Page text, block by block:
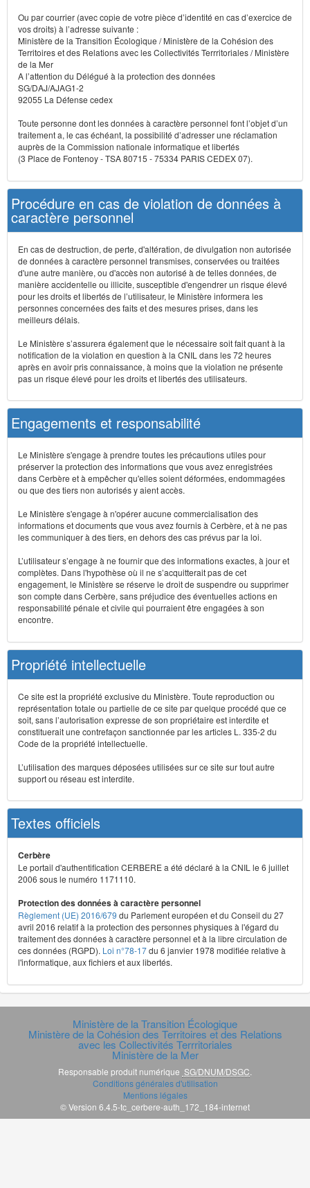
Ou par courrier (avec copie de votre pièce d’identité en cas d’exercice de
vos droits) à l’adresse suivante :
Ministère de la Transition Écologique / Ministère de la Cohésion des
Territoires et des Relations avec les Collectivités Terrritoriales / Ministère
de la Mer
A l’attention du Délégué à la protection des données
SG/DAJ/AJAG1-2
92055 La Défense cedex
Toute personne dont les données à caractère personnel font l’objet d’un
traitement a, le cas échéant, la possibilité d’adresser une réclamation
auprès de la Commission nationale informatique et libertés
(3 Place de Fontenoy - TSA 80715 - 75334 PARIS CEDEX 07).
Procédure en cas de violation de données à
caractère personnel
En cas de destruction, de perte, d'altération, de divulgation non autorisée
de données à caractère personnel transmises, conservées ou traitées
d'une autre manière, ou d'accès non autorisé à de telles données, de
manière accidentelle ou illicite, susceptible d'engendrer un risque élevé
pour les droits et libertés de l’utilisateur, le Ministère informera les
personnes concernées des faits et des mesures prises, dans les
meilleurs délais.
Le Ministère s’assurera également que le nécessaire soit fait quant à la
notification de la violation en question à la CNIL dans les 72 heures
après en avoir pris connaissance, à moins que la violation ne présente
pas un risque élevé pour les droits et libertés des utilisateurs.
Engagements et responsabilité
Le Ministère s'engage à prendre toutes les précautions utiles pour
préserver la protection des informations que vous avez enregistrées
dans Cerbère et à empêcher qu'elles soient déformées, endommagées
ou que des tiers non autorisés y aient accès.
Le Ministère s'engage à n'opérer aucune commercialisation des
informations et documents que vous avez fournis à Cerbère, et à ne pas
les communiquer à des tiers, en dehors des cas prévus par la loi.
L’utilisateur s’engage à ne fournir que des informations exactes, à jour et
complètes. Dans l'hypothèse où il ne s’acquitterait pas de cet
engagement, le Ministère se réserve le droit de suspendre ou supprimer
son compte dans Cerbère, sans préjudice des éventuelles actions en
responsabilité pénale et civile qui pourraient être engagées à son
encontre.
Propriété intellectuelle
Ce site est la propriété exclusive du Ministère. Toute reproduction ou
représentation totale ou partielle de ce site par quelque procédé que ce
soit, sans l’autorisation expresse de son propriétaire est interdite et
constituerait une contrefaçon sanctionnée par les articles L. 335-2 du
Code de la propriété intellectuelle.
L’utilisation des marques déposées utilisées sur ce site sur tout autre
support ou réseau est interdite.
Textes officiels
Cerbère
Le portail d'authentification CERBERE a été déclaré à la CNIL le 6 juillet
2006 sous le numéro 1171110.
Protection des données à caractère personnel
Règlement (UE) 2016/679 du Parlement européen et du Conseil du 27
avril 2016 relatif à la protection des personnes physiques à l'égard du
traitement des données à caractère personnel et à la libre circulation de
ces données (RGPD). Loi n°78-17du 6 janvier 1978 modifiée relative à
l'informatique, aux fichiers et aux libertés.
Ministère de la Transition Écologique
Ministère de la Cohésion des Territoires et des Relations
avec les Collectivités Terrritoriales
Ministère de la Mer
Responsable produit numérique SG/DNUM/DSGC
Conditions générales d'utilisation
Mentions légales
© Version 6.4.5-tc_cerbere-auth_172_184-internet